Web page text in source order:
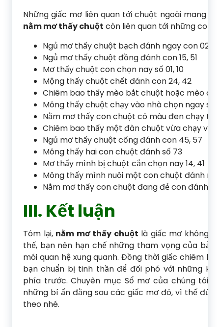
Những giấc mơ liên quan tới chuột ngoài mang
nằm mơ thấy chuột còn liên quan tới những con
Ngủ mơ thấy chuột bạch đánh ngay con 02,
Ngủ mơ thấy chuột đồng đánh con 15, 51
Mơ thấy chuột con chọn nay số 01, 10
Mộng thấy chuột chết đánh con 24, 42
Chiêm bao thấy mèo bắt chuột hoặc mèo
Mông thấy chuột chạy vào nhà chọn ngay số
Nằm mơ thấy con chuột có màu đen chạy
Chiêm bao thấy một đàn chuột vừa chạy vừa
Ngủ mơ thấy chuột cống đánh con 45, 57
Mông thấy hai con chuột đánh số 73
Mơ thấy mình bị chuột cắn chọn nay 14, 41
Mông thấy mình nuôi một con chuột đánh
Nằm mơ thấy con chuột đang đẻ con đánh
III. Kết luận
Tóm lại, nằm mơ thấy chuột là giấc mơ không
thế, bạn nên hạn chế những tham vọng của
mói quan hệ xung quanh. Đồng thời giấc chiêm
bạn chuẩn bị tinh thần để đối phó với những
phía trước. Chuyên mục Sổ mơ của chúng tôi
những bí ẩn đằng sau các giấc mơ đó, vì thế
theo nhé.